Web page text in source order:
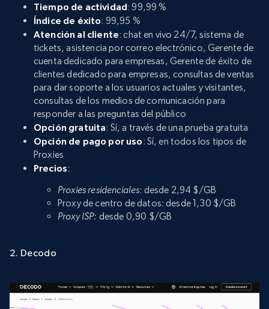
Tiempo de actividad: 99,99 %
Índice de éxito: 99,95 %
Atención al cliente: chat en vivo 24/7, sistema de
tickets, asistencia por correo electrónico, Gerente de
cuenta dedicado para empresas, Gerente de éxito de
clientes dedicado para empresas, consultas de ventas
para dar soporte a los usuarios actuales y visitantes,
consultas de los medios de comunicación para
responder a las preguntas del público
Opción gratuita: Sí, a través de una prueba gratuita
Opción de pago por uso : Sí, en todos los tipos de
Proxies
Precios:
Proxies residenciales: desde 2,94 $/GB
Proxy de centro de datos: desde 1,30 $/GB
Proxy ISP: desde 0,90 $/GB
2. Decodo